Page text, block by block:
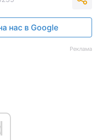
нас в Google
Реклама